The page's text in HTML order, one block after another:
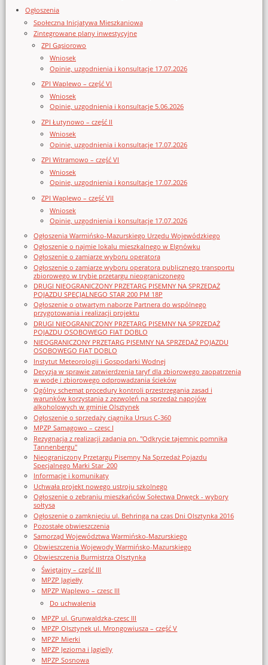
Ogłoszenia
Społeczna Inicjatywa Mieszkaniowa
Zintegrowane plany inwestycyjne
ZPI Gąsiorowo
Wniosek
Opinie, uzgodnienia i konsultacje 17.07.2026
ZPI Waplewo – część VI
Wniosek
Opinie, uzgodnienia i konsultacje 5.06.2026
ZPI Łutynowo – część II
Wniosek
Opinie, uzgodnienia i konsultacje 17.07.2026
ZPI Witramowo – część VI
Wniosek
Opinie, uzgodnienia i konsultacje 17.07.2026
ZPI Waplewo – część VII
Wniosek
Opinie, uzgodnienia i konsultacje 17.07.2026
Ogłoszenia Warmińsko-Mazurskiego Urzędu Wojewódzkiego
Ogłoszenie o najmie lokalu mieszkalnego w Elgnówku
Ogłoszenie o zamiarze wyboru operatora
Ogłoszenie o zamiarze wyboru operatora publicznego transportu
zbiorowego w trybie przetargu nieograniczonego
DRUGI NIEOGRANICZONY PRZETARG PISEMNY NA SPRZEDAŻ
POJAZDU SPECJALNEGO STAR 200 PM 18P
Ogłoszenie o otwartym naborze Partnera do wspólnego
przygotowania i realizacji projektu
DRUGI NIEOGRANICZONY PRZETARG PISEMNY NA SPRZEDAŻ
POJAZDU OSOBOWEGO FIAT DOBLO
NIEOGRANICZONY PRZETARG PISEMNY NA SPRZEDAŻ POJAZDU
OSOBOWEGO FIAT DOBLO
Instytut Meteorologii i Gospodarki Wodnej
Decyzja w sprawie zatwierdzenia taryf dla zbiorowego zaopatrzenia
w wodę i zbiorowego odprowadzania ścieków
Ogólny schemat procedury kontroli przestrzegania zasad i
warunków korzystania z zezwoleń na sprzedaż napojów
alkoholowych w gminie Olsztynek
Ogłoszenie o sprzedaży ciągnika Ursus C-360
MPZP Samagowo – czesc I
Rezygnacja z realizacji zadania pn. "Odkrycie tajemnic pomnika
Tannenbergu"
Nieograniczony Przetargu Pisemny Na Sprzedaż Pojazdu
Specjalnego Marki Star_200
Informacje i komunikaty
Uchwała projekt nowego ustroju szkolnego
Ogłoszenie o zebraniu mieszkańców Sołectwa Drwęck - wybory
sołtysa
Ogłoszenie o zamknięciu ul. Behringa na czas Dni Olsztynka 2016
Pozostałe obwieszczenia
Samorząd Województwa Warmińsko-Mazurskiego
Obwieszczenia Wojewody Warmińsko-Mazurskiego
Obwieszczenia Burmistrza Olsztynka
Świętajny – część III
MPZP Jagiełły
MPZP Waplewo – czesc III
Do uchwalenia
MPZP ul. Grunwaldzka-czesc III
MPZP Olsztynek ul. Mrongowiusza – część V
MPZP Mierki
MPZP Jeziorna i Jagielly
MPZP Sosnowa